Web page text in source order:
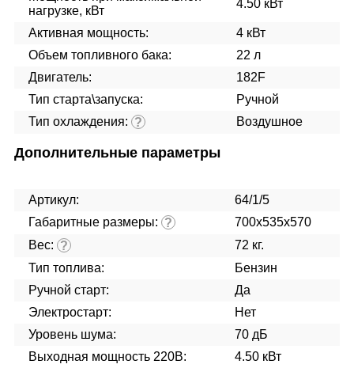
нагрузке, кВт
4.50 кВт
Активная мощность:
4 кВт
Объем топливного бака:
22 л
Двигатель:
182F
Тип старта\запуска:
Ручной
Тип охлаждения: ? Воздушное
Дополнительные параметры
Артикул:
64/1/5
Габаритные размеры: ?
700х535х570
Вес: ?
72 кг.
Тип топлива:
Бензин
Ручной старт:
Да
Электростарт:
Нет
Уровень шума:
70 дБ
Выходная мощность 220В:
4.50 кВт